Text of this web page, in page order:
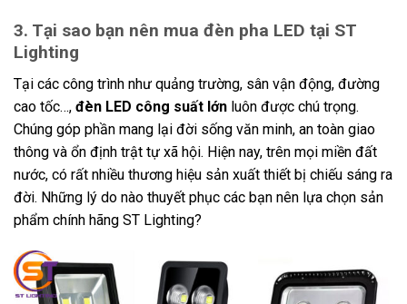
3. Tại sao bạn nên mua đèn pha LED tại ST
Lighting
Tại các công trình như quảng trường, sân vận động, đường
cao tốc…, đèn LED công suất lớn luôn được chú trọng.
Chúng góp phần mang lại đời sống văn minh, an toàn giao
thông và ổn định trật tự xã hội. Hiện nay, trên mọi miền đất
nước, có rất nhiều thương hiệu sản xuất thiết bị chiếu sáng ra
đời. Những lý do nào thuyết phục các bạn nên lựa chọn sản
phẩm chính hãng ST Lighting?